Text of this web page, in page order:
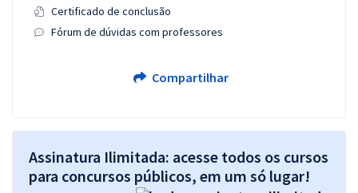
Certificado de conclusão
Fórum de dúvidas com professores
Compartilhar
Assinatura Ilimitada: acesse todos os cursos
para concursos públicos, em um só lugar!